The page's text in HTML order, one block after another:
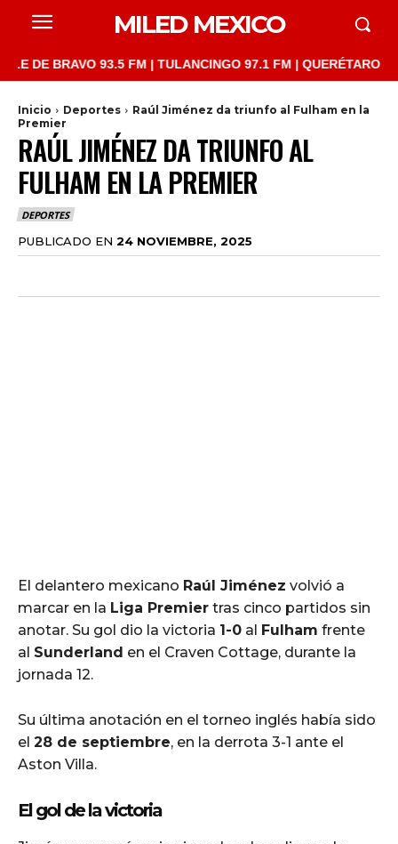
MILED MEXICO
BRAVO 93.5 FM | TULANCINGO 97.1 FM | QUERÉTARO
Inicio Deportes
Raúl Jiménez da triunfo al Fulham en la
Premier
RAÚL JIMÉNEZ DA TRIUNFO AL
FULHAM EN LA PREMIER
DEPORTES
PUBLICADO EN 24 NOVIEMBRE, 2025
El delantero mexicano Raúl Jiménez volvió a
marcar en la Liga Premier tras cinco partidos sin
anotar. Su gol dio la victoria 1-0 al Fulham frente
al Sunderland en el Craven Cottage, durante la
jornada 12.
Su última anotación en el torneo inglés había sido
el 28 de septiembre, en la derrota 3-1 ante el
Aston Villa.
El gol de la victoria